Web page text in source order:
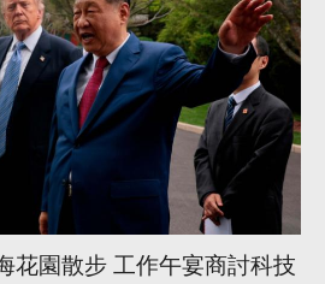
花園散步 工作午宴商討科技